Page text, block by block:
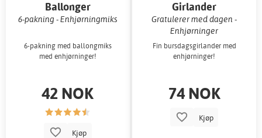
Ballonger
6-pakning - Enhjørningmiks
6-pakning med ballongmiks
med enhjørninger!
42 NOK
Kjøp
Girlander
Gratulerer med dagen -
Enhjørninger
Fin bursdagsgirlander med
enhjørninger!
74 NOK
Kjøp